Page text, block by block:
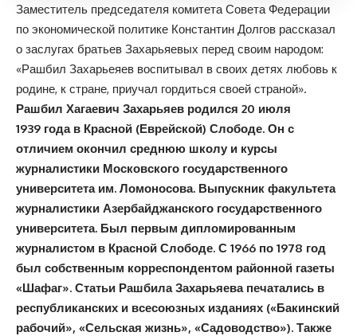
Заместитель председателя комитета Совета Федерации
по экономической политике Константин Долгов рассказал
о заслугах братьев Захарьяевых перед своим народом:
«Рашбил Захарьеяев воспитывал в своих детях любовь к
родине, к стране, приучал гордиться своей страной».
Рашбил Хагаевич Захарьяев родился 20 июля
1939 года в Красной (Еврейской) Слободе. Он с
отличием окончил среднюю школу и курсы
журналистики Московского государственного
университета им. Ломоносова. Выпускник факультета
журналистики Азербайджанского государственного
университета. Был первым дипломированным
журналистом в Красной Слободе. С 1966 по 1978 год
был собственным корреспондентом районной газеты
«Шафаг». Статьи Рашбила Захарьяева печатались в
республиканских и всесоюзных изданиях («Бакинский
рабочий», «Сельская жизнь», «Садоводство»). Также